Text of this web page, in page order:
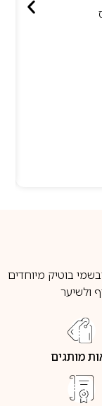
בוטיק מיוחדים
ולשיער
מותגים